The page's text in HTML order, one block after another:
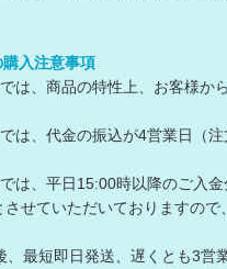
入注意事項
は、商品の特性上、お客様か
は、代金の振込が4営業日（
は、平日15:00時以降のご入
せていただいておりますので
、最短即日発送、遅くとも3営